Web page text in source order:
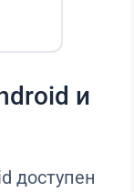
и
доступен